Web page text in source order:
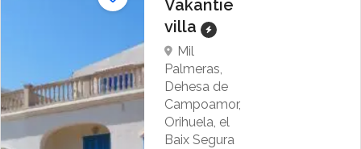
Vakantie
villa
Mil
Palmeras,
Dehesa de
Campoamor,
Orihuela, el
Baix Segura